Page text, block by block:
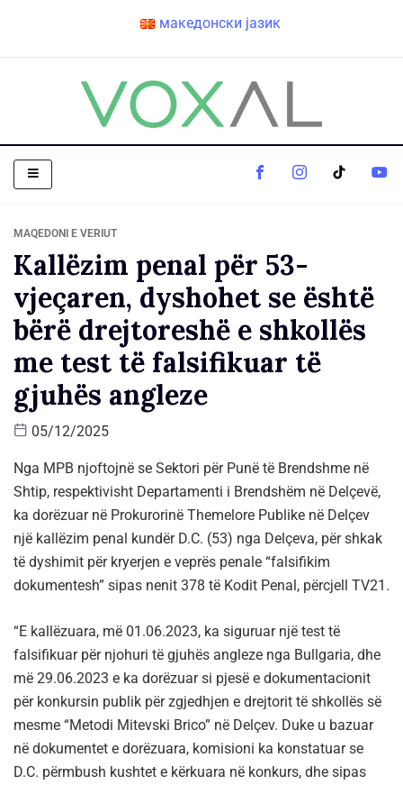
македонски јазик
MAQEDONI E VERIUT
Kallëzim penal për 53-
vjeçaren, dyshohet se është
bërë drejtoreshë e shkollës
me test të falsifikuar të
gjuhës angleze
05/12/2025
Nga MPB njoftojnë se Sektori për Punë të Brendshme në
Shtip, respektivisht Departamenti i Brendshëm në Delçevë,
ka dorëzuar në Prokurorinë Themelore Publike në Delçev
një kallëzim penal kundër D.C. (53) nga Delçeva, për shkak
të dyshimit për kryerjen e veprës penale “falsifikim
dokumentesh” sipas nenit 378 të Kodit Penal, përcjell TV21.
“E kallëzuara, më 01.06.2023, ka siguruar një test të
falsifikuar për njohuri të gjuhës angleze nga Bullgaria, dhe
më 29.06.2023 e ka dorëzuar si pjesë e dokumentacionit
për konkursin publik për zgjedhjen e drejtorit të shkollës së
mesme “Metodi Mitevski Brico” në Delçev. Duke u bazuar
në dokumentet e dorëzuara, komisioni ka konstatuar se
D.C. përmbush kushtet e kërkuara në konkurs, dhe sipas